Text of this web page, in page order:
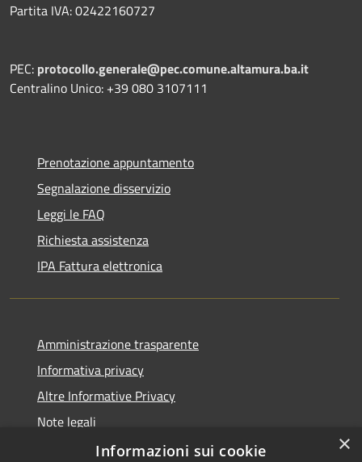
Partita IVA: 02422160727
PEC: protocollo.generale@pec.comune.altamura.ba.it
Centralino Unico: +39 080 3107111
Prenotazione appuntamento
Segnalazione disservizio
Leggi le FAQ
Richiesta assistenza
IPA Fattura elettronica
Amministrazione trasparente
Informativa privacy
Altre Informative Privacy
Note legali
Dichiarazione di accessibilità
×
Informazioni sui cookie